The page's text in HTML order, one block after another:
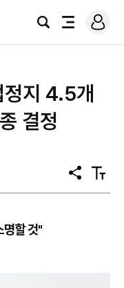
검
전
로
그
정지 4.5개
결정
공
유
텍
스
명할 것"